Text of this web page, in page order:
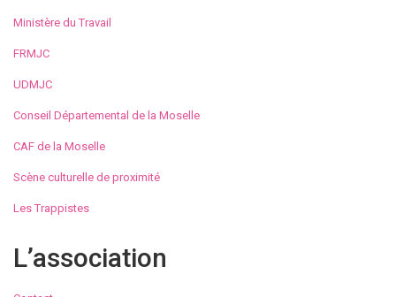
Ministère du Travail
FRMJC
UDMJC
Conseil Départemental de la Moselle
CAF de la Moselle
Scène culturelle de proximité
Les Trappistes
L’association